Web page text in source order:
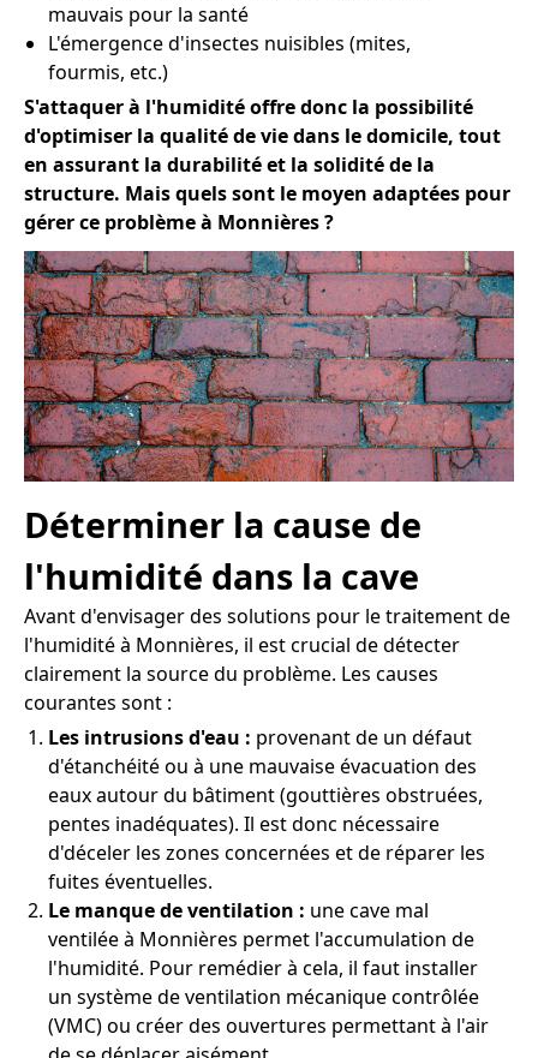
mauvais pour la santé
L'émergence d'insectes nuisibles (mites,
fourmis, etc.)
S'attaquer à l'humidité offre donc la possibilité
d'optimiser la qualité de vie dans le domicile, tout
en assurant la durabilité et la solidité de la
structure. Mais quels sont le moyen adaptées pour
gérer ce problème à Monnières ?
Déterminer la cause de
l'humidité dans la cave
Avant d'envisager des solutions pour le traitement de
l'humidité à Monnières, il est crucial de détecter
clairement la source du problème. Les causes
courantes sont :
Les intrusions d'eau : provenant de un défaut
d'étanchéité ou à une mauvaise évacuation des
eaux autour du bâtiment (gouttières obstruées,
pentes inadéquates). Il est donc nécessaire
d'déceler les zones concernées et de réparer les
fuites éventuelles.
Le manque de ventilation : une cave mal
ventilée à Monnières permet l'accumulation de
l'humidité. Pour remédier à cela, il faut installer
un système de ventilation mécanique contrôlée
(VMC) ou créer des ouvertures permettant à l'air